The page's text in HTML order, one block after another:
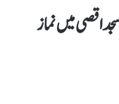
کی مسجد اقصی میں نماز